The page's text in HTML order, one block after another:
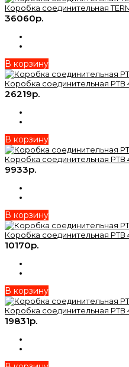
Коробка соединительная
36060р.
В корзину
Коробка соединительная
26219р.
В корзину
Коробка соединительная РТВ
9933р.
В корзину
Коробка соединительная РТВ
10170р.
В корзину
Коробка соединительная РТВ
19831р.